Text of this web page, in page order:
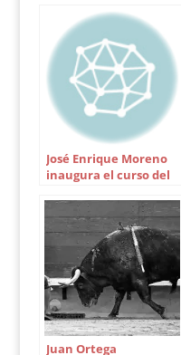
José Enrique Moreno
inaugura el curso del
York
Juan Ortega